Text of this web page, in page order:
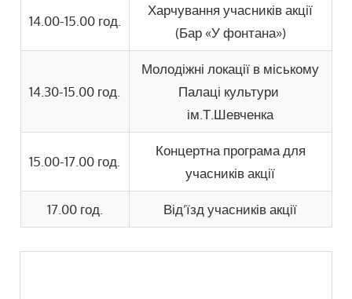
14.00-15.00 год.
Харчування учасників акції
(Бар «У фонтана»)
14.30-15.00 год.
Молодіжні локації в міському
Палаці культури
ім.Т.Шевченка
15.00-17.00 год.
Концертна програма для
учасників акції
17.00 год. Від’їзд учасників акції